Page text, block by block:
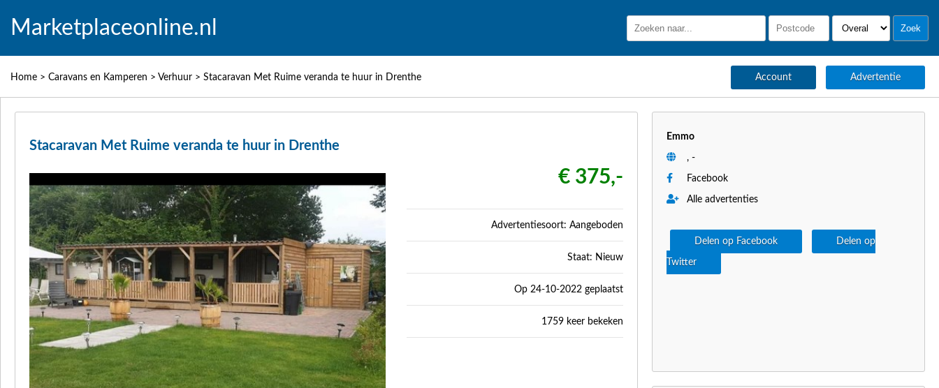
Marketplaceonline.nl
Home > Caravans en Kamperen > Verhuur > Stacaravan Met Ruime veranda te huur in Drenthe Account Advertentie
Stacaravan Met Ruime veranda te huur in Drenthe
€ 375,-
Advertentiesoort: Aangeboden
Staat: Nieuw
Op 24-10-2022 geplaatst
1759 keer bekeken
Emmo
, -
Facebook
Alle advertenties
Delen op Facebook Delen op
Twitter